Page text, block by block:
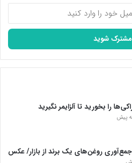
را بخورید تا آلزایمر نگیرید
روغن‌های یک برند از بازار/ عکس